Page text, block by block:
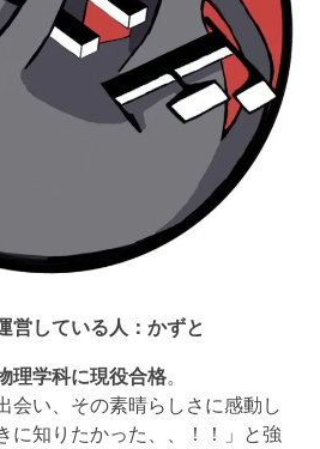
営している人：かずと
理学科に現役合格。
会い、その素晴らしさに感動し
に知りたかった、、！！」と強